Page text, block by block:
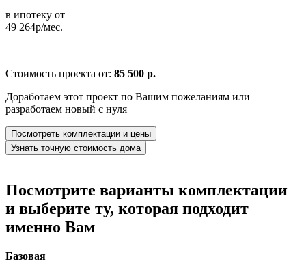
в ипотеку от
49 264р/мес.
Стоимость проекта от: 85 500 р.
Доработаем этот проект по Вашим пожеланиям или
разработаем новый с нуля
Посмотреть комплектации и цены
Узнать точную стоимость дома
Посмотрите варианты комплектации
и выберите ту, которая подходит
именно Вам
Базовая